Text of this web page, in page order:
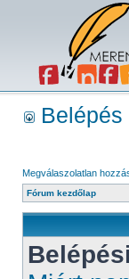
Belépés
Megválaszolatlan
Fórum kezdőlap